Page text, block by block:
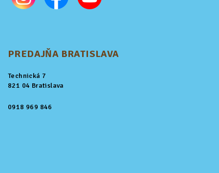
PREDAJŇA BRATISLAVA
Technická 7
821 04 Bratislava
0918 969 846